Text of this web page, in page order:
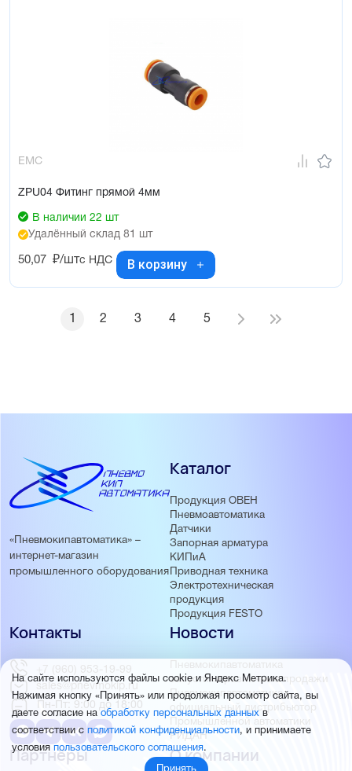
EMC
ZPU04 Фитинг прямой 4мм
В наличии 22 шт
Удалённый склад 81 шт
50,07 ₽/штс НДС В корзину
1 2 3 4 5
«Пневмокипавтоматика» –
интернет-магазин
промышленного оборудования
Каталог
Продукция ОВЕН
Пневмоавтоматика
Датчики
Запорная арматура
КИПиА
Приводная техника
Электротехническая
продукция
Продукция FESTO
Новости
Пневмокипавтоматика
запустила розничные продажи
Пневмокипавтоматика –
официальный дистрибьютор
Промышленной автоматики
РИДАН
Партнёры О компании
Контакты
+7 (960) 953-19-99
sales@pnevmokip.ru
Пн-Пт: 9:00 до 18:00
На сайте используются файлы cookie и Яндекс Метрика.
Нажимая кнопку «Принять» или продолжая просмотр сайта, вы
даете согласие наобработку персональных данных в
соответствии с политикой конфиденциальности, и принимаете
условия пользовательского соглашения.